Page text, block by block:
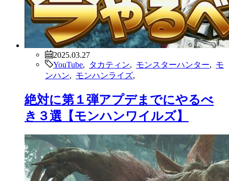
2025.03.27
YouTube
タカティン モンスターハンター
モ
ンハン
モンハンライズ
絶対に第１弾アプデまでにやるべ
き３選【モンハンワイルズ】